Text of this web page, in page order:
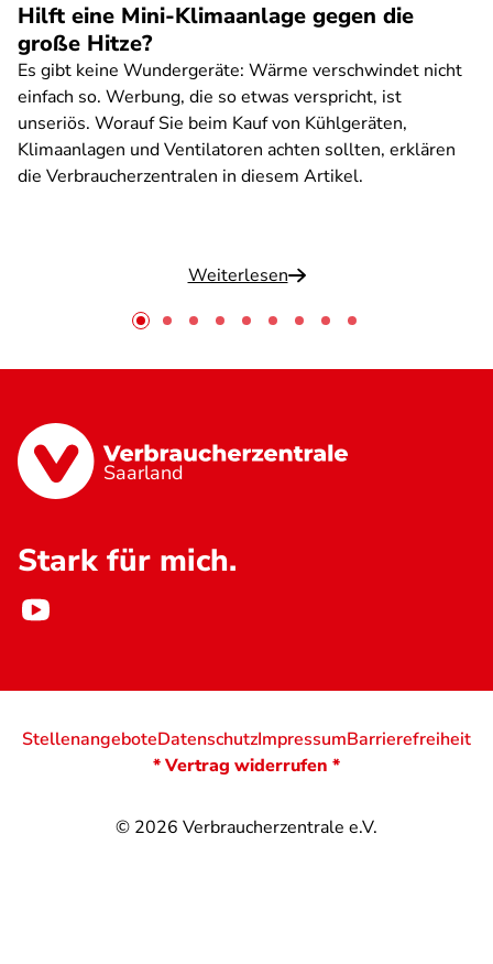
Hilft eine Mini-Klimaanlage gegen die
große Hitze?
Es gibt keine Wundergeräte: Wärme verschwindet nicht
einfach so. Werbung, die so etwas verspricht, ist
unseriös. Worauf Sie beim Kauf von Kühlgeräten,
Klimaanlagen und Ventilatoren achten sollten, erklären
die Verbraucherzentralen in diesem Artikel.
Weiterlesen
Saarland
Stark für mich.
© 2026 Verbraucherzentrale e.V.
StellenangeboteDatenschutzImpressumBarrierefreiheit
* Vertrag widerrufen *